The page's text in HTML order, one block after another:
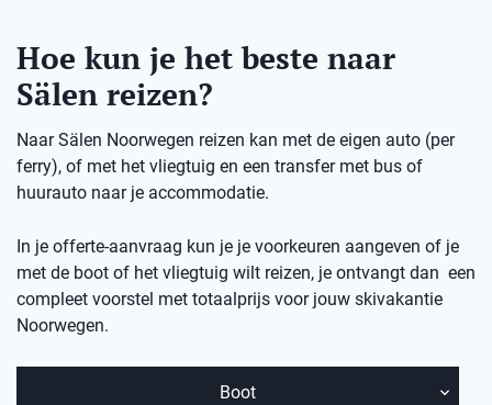
Hoe kun je het beste naar
Sälen reizen?
Naar Sälen Noorwegen reizen kan met de eigen auto (per
ferry), of met het vliegtuig en een transfer met bus of
huurauto naar je accommodatie.
In je offerte-aanvraag kun je je voorkeuren aangeven of je
met de boot of het vliegtuig wilt reizen, je ontvangt dan een
compleet voorstel met totaalprijs voor jouw skivakantie
Noorwegen.
Boot